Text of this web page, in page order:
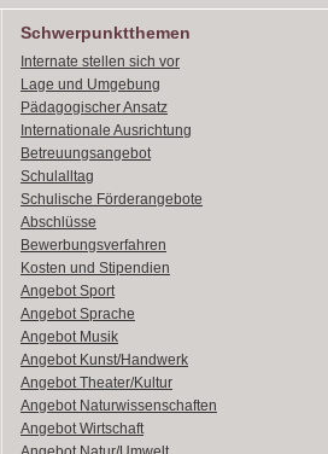
Schwerpunktthemen
Internate stellen sich vor
Lage und Umgebung
Pädagogischer Ansatz
Internationale Ausrichtung
Betreuungsangebot
Schulalltag
Schulische Förderangebote
Abschlüsse
Bewerbungsverfahren
Kosten und Stipendien
Angebot Sport
Angebot Sprache
Angebot Musik
Angebot Kunst/Handwerk
Angebot Theater/Kultur
Angebot Naturwissenschaften
Angebot Wirtschaft